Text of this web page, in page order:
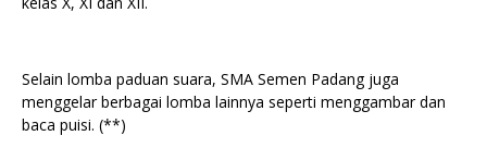
Selain lomba paduan suara, SMA Semen Padang juga
menggelar berbagai lomba lainnya seperti menggambar dan
baca puisi. (**)